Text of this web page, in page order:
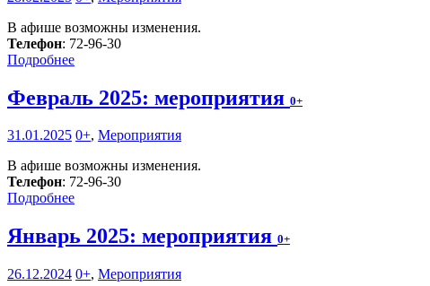
В афише возможны изменения.
Телефон: 72-96-30
Подробнее
Февраль 2025: мероприятия 0+
31.01.2025 0+, Мероприятия
В афише возможны изменения.
Телефон: 72-96-30
Подробнее
Январь 2025: мероприятия 0+
26.12.2024 0+, Мероприятия